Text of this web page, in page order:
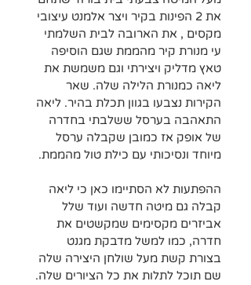
את 2 הפינות בקיר ויצר אלמנט עיצובי
מקסים , את הארובה לבית השלמתי
עי מנורת קיר מהממת שגם הוסיפה
טאץ מדליק ויצירתי וגם משמשת את
ליאה כמנורת הלילה שלה. שאר
הקירות נצבעו בגוון תכלת בהיר. ליאה
התאהבה בערסל ששלבתי בחדרה
של אופק אז כמובן שקבלה ערסל
מיוחד ונסיכותי עם כילת טול מהממת.
ההפתעות לא הסתיימו כאן כי ליאה
קבלה גם מיטה חדשה ועוד שלל
אביזרים מקסימים שמקשטים את
חדרה, כמו למשל מדבקת מגנט
בצורת קשת מעל שולחן היצירה שלה
שם תוכל לתלות את כל הציורים שלה.